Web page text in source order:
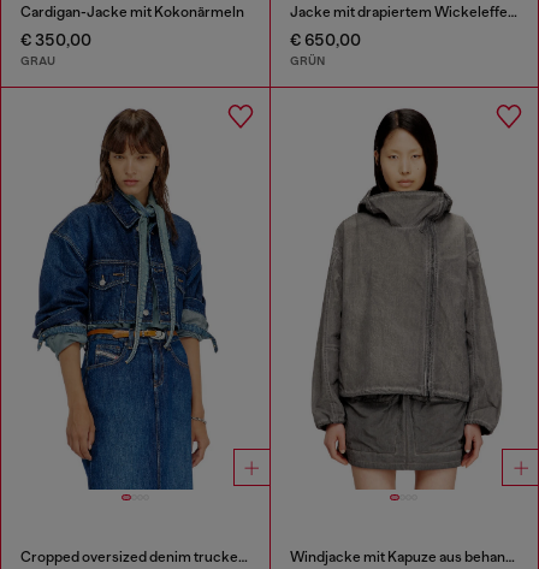
Cardigan-Jacke mit Kokonärmeln
€ 350,00
GRAU
Jacke mit drapiertem Wickeleffekt
€ 650,00
GRÜN
Cropped oversized denim trucker jacket Übergroße cropped Denim-Truckerjacke Windjacke mit Kapuze aus behandeltem Taslan